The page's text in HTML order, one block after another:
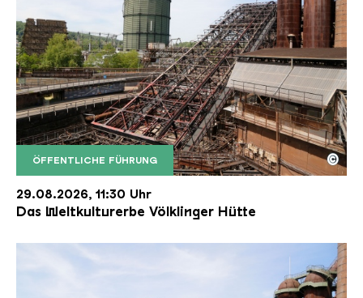
ÖFFENTLICHE FÜHRUNG
Der Erzschrägaufzug der Völklinger Hütte mit
Copyright: Weltkulturerbe Völklinger Hütte | Karl
©
29.08.2026, 11:30 Uhr
Das Weltkulturerbe Völklinger Hütte